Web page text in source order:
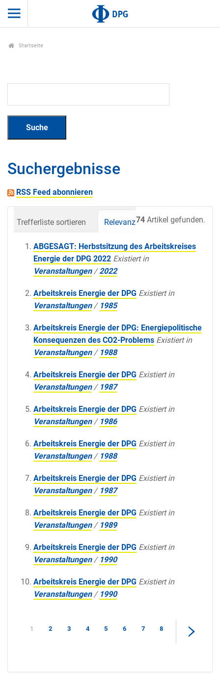
Startseite
Suchergebnisse
RSS Feed abonnieren
74 Artikel gefunden.
Trefferliste sortieren Relevanz Datum
ABGESAGT: Herbstsitzung des Arbeitskreises
Energie der DPG 2022 Existiert in
Veranstaltungen /2022
Arbeitskreis Energie der DPG Existiert in
Veranstaltungen / 1985
Arbeitskreis Energie der DPG: Energiepolitische
Konsequenzen des CO2-Problems Existiert in
Veranstaltungen / 1988
Arbeitskreis Energie der DPG Existiert in
Veranstaltungen / 1987
Arbeitskreis Energie der DPG Existiert in
Veranstaltungen / 1986
Arbeitskreis Energie der DPG Existiert in
Veranstaltungen / 1988
Arbeitskreis Energie der DPG Existiert in
Veranstaltungen / 1987
Arbeitskreis Energie der DPG Existiert in
Veranstaltungen / 1989
Arbeitskreis Energie der DPG Existiert in
Veranstaltungen / 1990
Arbeitskreis Energie der DPG Existiert in
Veranstaltungen / 1990
1 2 3 4 5 6 7 8